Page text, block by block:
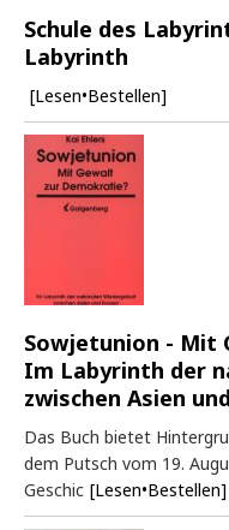
Schule des
Labyrinth
[Lesen•Bestellen]
Sowjetunion - Mit
Im Labyrinth der
zwischen Asien
Das Buch bietet
dem Putsch vom 19.
Geschic [Lesen•Bestellen]